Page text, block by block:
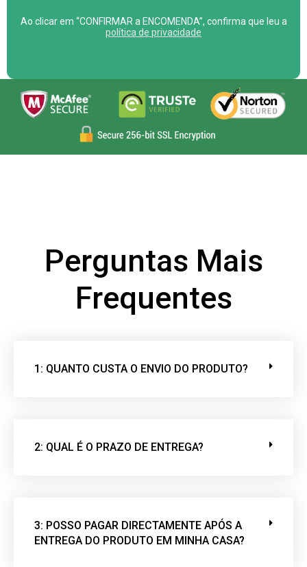
Ao clicar em “CONFIRMAR a ENCOMENDA”, confirma que leu a
política de privacidade
Perguntas Mais
Frequentes
1: QUANTO CUSTA O ENVIO DO PRODUTO?
2: QUAL É O PRAZO DE ENTREGA?
3: POSSO PAGAR DIRECTAMENTE APÓS A
ENTREGA DO PRODUTO EM MINHA CASA?